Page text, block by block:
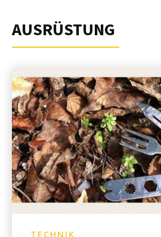
AUSRÜSTUNG
TECHNIK